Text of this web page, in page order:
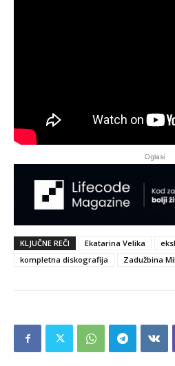
Oglasi
KLJUČNE REČI Ekatarina Velika
kompletna diskografija
Zadužbina